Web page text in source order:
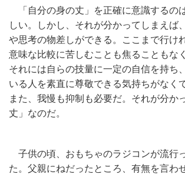
「自分の身の丈」を正確に意識するの
しい。しかし、それが分かってしまえば
や思考の物差しができる。ここまで行け
意味な比較に苦しむことも焦ることもな
それには自らの技量に一定の自信を持ち
いる人を素直に尊敬できる気持ちがなく
また、我慢も抑制も必要だ。それが分か
丈」なのだ。
子供の頃、おもちゃのラジコンが流行
た。父親にねだったところ、有無を言わ